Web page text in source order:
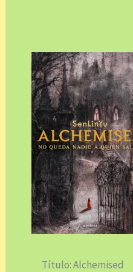
Título: Alchemised